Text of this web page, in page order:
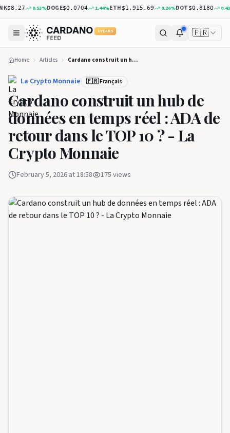
$8.27 0.53%DOGE$0.0704 1.44%ETH$1,915.69 0.26%DOT$0.8180 0.43%
5 YEARS 🇫🇷
Home Articles Cardano construit un hub de données en temps réel : ADA de retour dans le TOP 10 ? - La Crypto Monnaie
La Crypto Monnaie 🇫🇷 Français
Cardano construit un hub de
données en temps réel : ADA de
retour dans le TOP 10 ? - La
Crypto Monnaie
February 5, 2026 at 18:58 175 views